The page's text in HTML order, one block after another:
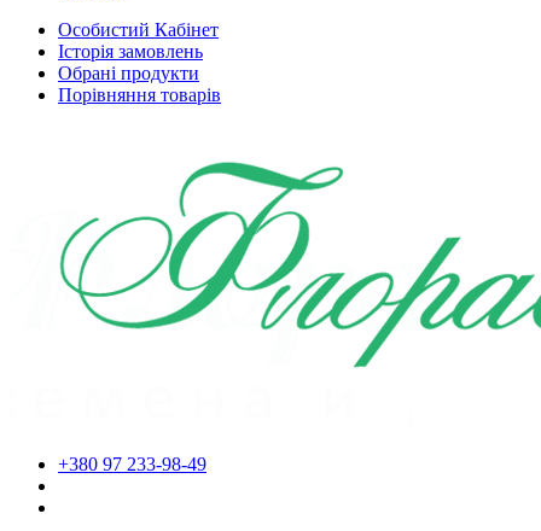
Особистий Кабінет
Історія замовлень
Обрані продукти
Порівняння товарів
+380 97 233-98-49